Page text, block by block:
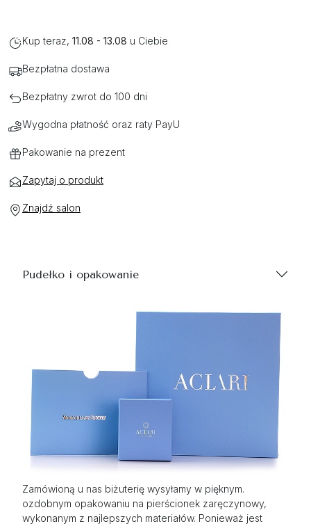
Kup teraz, 11.08 - 13.08 u Ciebie
Bezpłatna dostawa
Bezpłatny zwrot do 100 dni
Wygodna płatność oraz raty PayU
Pakowanie na prezent
Zapytaj o produkt
Znajdź salon
Pudełko i opakowanie
Zamówioną u nas biżuterię wysyłamy w pięknym.
ozdobnym opakowaniu na pierścionek zaręczynowy,
wykonanym z najlepszych materiałów. Ponieważ jest